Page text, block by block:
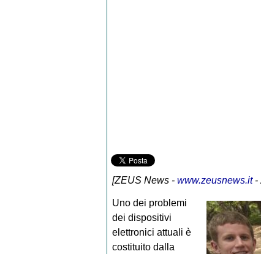
[ZEUS News- www.zeusnews.it-
Uno dei problemi
dei dispositivi
elettronici attuali è
costituito dalla